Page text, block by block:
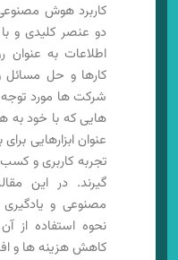
کاربرد هوش
دو عنصر کلیدی و
اطلاعات به
کارها و حل مسائل
شرکت ها مورد توجه
هایی که با خود به
عنوان ابزارهایی
تجربه کاربری و کسب
گیرند. در این
مصنوعی و
نحوه استفاده از
کاهش هزینه ها و